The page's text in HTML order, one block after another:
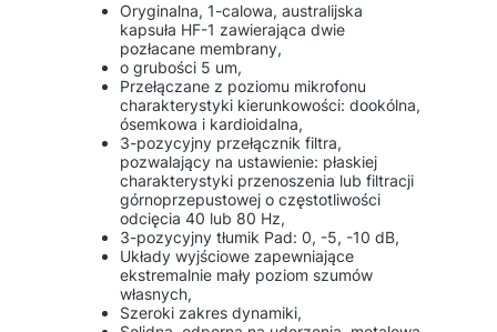
Oryginalna, 1-calowa, australijska
kapsuła HF-1 zawierająca dwie
pozłacane membrany,
o grubości 5 um,
Przełączane z poziomu mikrofonu
charakterystyki kierunkowości: dookólna,
ósemkowa i kardioidalna,
3-pozycyjny przełącznik filtra,
pozwalający na ustawienie: płaskiej
charakterystyki przenoszenia lub filtracji
górnoprzepustowej o częstotliwości
odcięcia 40 lub 80 Hz,
3-pozycyjny tłumik Pad: 0, -5, -10 dB,
Układy wyjściowe zapewniające
ekstremalnie mały poziom szumów
własnych,
Szeroki zakres dynamiki,